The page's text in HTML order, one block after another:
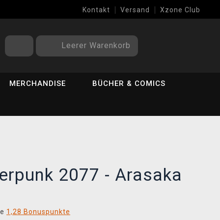
Kontakt Versand Xzone Club
Leerer Warenkorb
MERCHANDISE BÜCHER & COMICS
2077 - Arasaka
1,28 Bonuspunkte